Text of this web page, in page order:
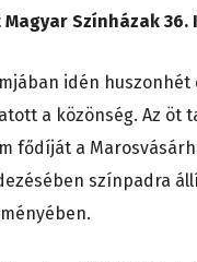
Színházak 36.
idén
a közönség. Az öt
fődíját a
színpadra